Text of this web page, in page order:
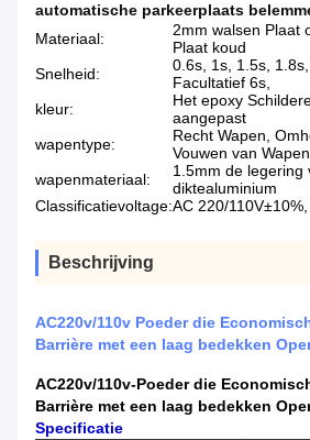
automatische parkeerplaats
Materiaal:
2mm walsen Plaat
Plaat koud
Snelheid:
0.6s, 1s, 1.5s,
Facultatief 6s,
kleur:
Het epoxy
aangepast
wapentype:
Recht Wapen,
Vouwen van Wapen
wapenmateriaal:
1.5mm de legering
diktealuminium
Classificatievoltage:AC 220/
Beschrijving
AC220v/110v Poeder die
Barrière met een laag bedekken
AC220v/110v-Poeder die
Barrière met een laag bedekken
Specificatie